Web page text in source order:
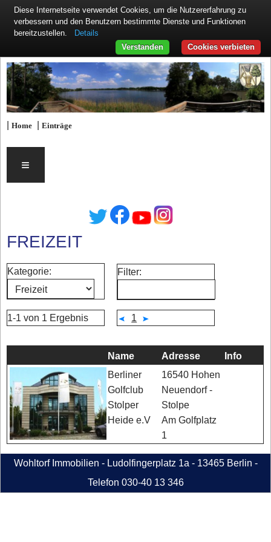
|Home |Einträge
≡
FREIZEIT
Kategorie: Filter:
1-1 von 1 Ergebnis 1
Name Adresse Info
Berliner
Golfclub
Stolper
Heide e.V
16540 Hohen
Neuendorf -
Stolpe
Am Golfplatz
1
Wohltorf Immobilien - Ludolfingerplatz 1a - 13465 Berlin -
Telefon 030-40 13 346
Diese Internetseite verwendet Cookies, um die Nutzererfahrung zu
verbessern und den Benutzern bestimmte Dienste und Funktionen
bereitzustellen.
Details
Cookies verbieten
Verstanden